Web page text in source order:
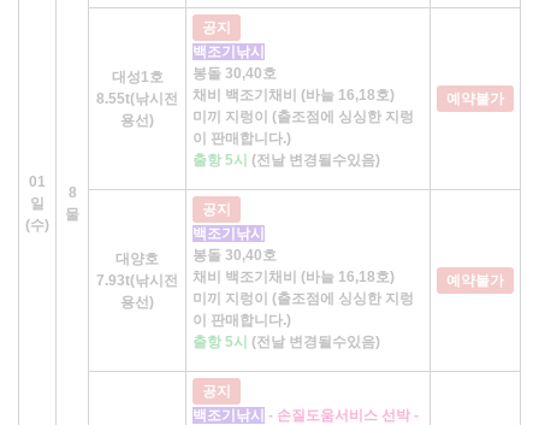
01
일
(수)
8
물
대성1호
8.55t(낚시전
용선)
공지
백조기낚시
봉돌 30,40호
채비 백조기채비 (바늘 16,18호)
미끼 지렁이 (출조점에 싱싱한 지렁
이 판매합니다.)
출항 5시 (전날 변경될수있음)
예약불가
대양호
7.93t(낚시전
용선)
공지
백조기낚시
봉돌 30,40호
채비 백조기채비 (바늘 16,18호)
미끼 지렁이 (출조점에 싱싱한 지렁
이 판매합니다.)
출항 5시 (전날 변경될수있음)
예약불가
공지
백조기낚시 - 손질도움서비스 선박 -